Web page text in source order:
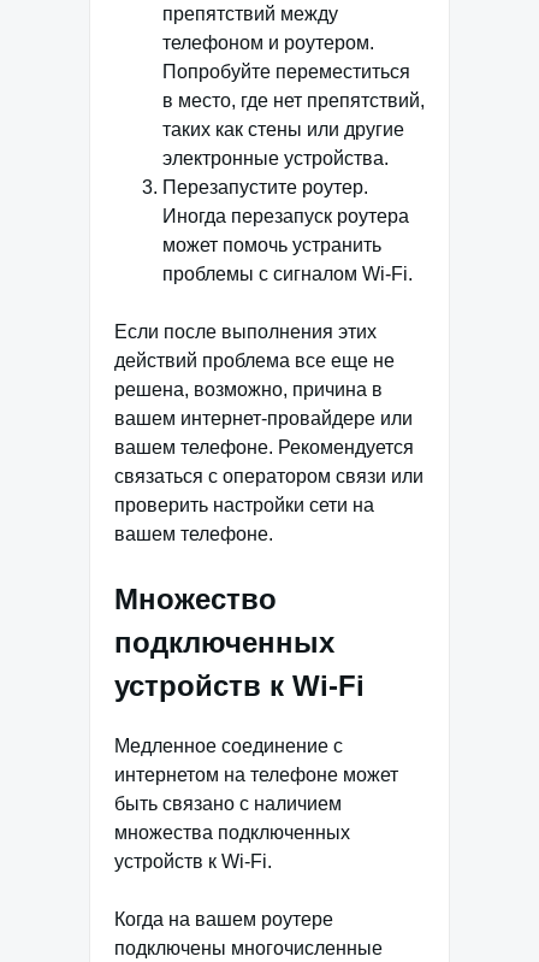
препятствий между
телефоном и роутером.
Попробуйте переместиться
в место, где нет препятствий,
таких как стены или другие
электронные устройства.
Перезапустите роутер.
Иногда перезапуск роутера
может помочь устранить
проблемы с сигналом Wi-Fi.
Если после выполнения этих
действий проблема все еще не
решена, возможно, причина в
вашем интернет-провайдере или
вашем телефоне. Рекомендуется
связаться с оператором связи или
проверить настройки сети на
вашем телефоне.
Множество
подключенных
устройств к Wi-Fi
Медленное соединение с
интернетом на телефоне может
быть связано с наличием
множества подключенных
устройств к Wi-Fi.
Когда на вашем роутере
подключены многочисленные